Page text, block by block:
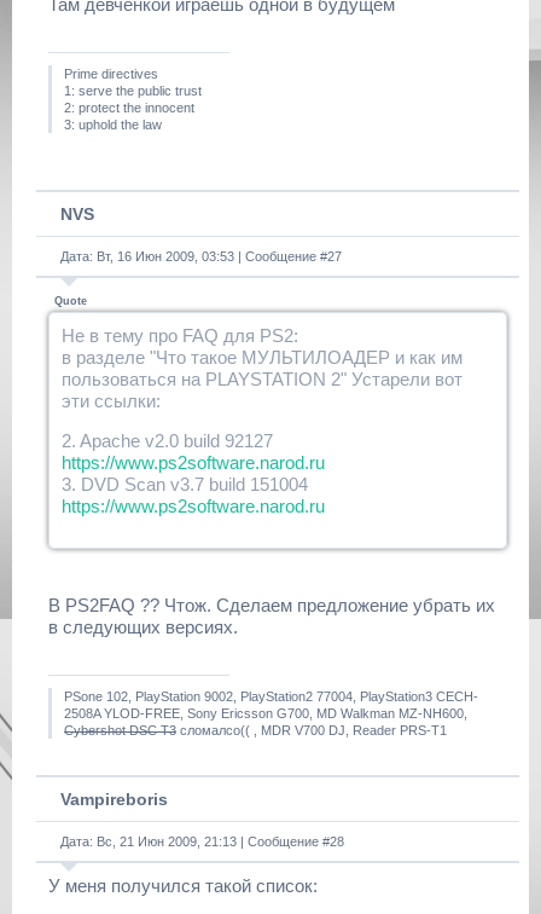
Там девченкой играешь одной в будущем
Prime directives
1: serve the public trust
2: protect the innocent
3: uphold the law
NVS
Дата: Вт, 16 Июн 2009, 03:53 | Сообщение #27
Quote
Не в тему про FAQ для PS2:
в разделе "Что такое МУЛЬТИЛОАДЕР и как им
пользоваться на PLAYSTATION 2" Устарели вот
эти ссылки:
2. Apache v2.0 build 92127
https://www.ps2software.narod.ru
3. DVD Scan v3.7 build 151004
https://www.ps2software.narod.ru
В PS2FAQ ?? Чтож. Сделаем предложение убрать их
в следующих версиях.
PSone 102, PlayStation 9002, PlayStation2 77004, PlayStation3 CECH-
2508A YLOD-FREE, Sony Ericsson G700, MD Walkman MZ-NH600,
Cybershot DSC T3 сломалсо(( , MDR V700 DJ, Reader PRS-T1
Vampireboris
Дата: Вс, 21 Июн 2009, 21:13 | Сообщение #28
У меня получился такой список: